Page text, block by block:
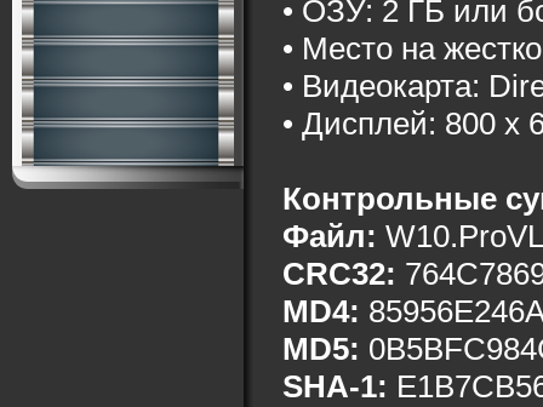
• ОЗУ: 2 ГБ или
• Место на
• Видеокарта:
• Дисплей: 800 x
Контрольные
Файл:
CRC32:
MD4:
MD5:
SHA-1: